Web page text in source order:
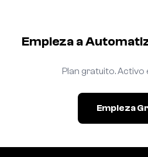
Empieza a
Plan gratuito. Activo
Empieza